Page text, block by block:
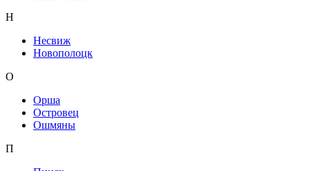
Н
Несвиж
Новополоцк
О
Орша
Островец
Ошмяны
П